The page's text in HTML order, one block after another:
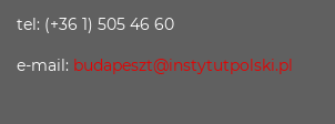
tel: (+36 1) 505 46 60
e-mail: budapeszt@instytutpolski.pl